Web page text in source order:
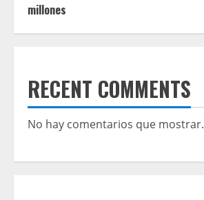
millones
RECENT COMMENTS
No hay comentarios que mostrar.